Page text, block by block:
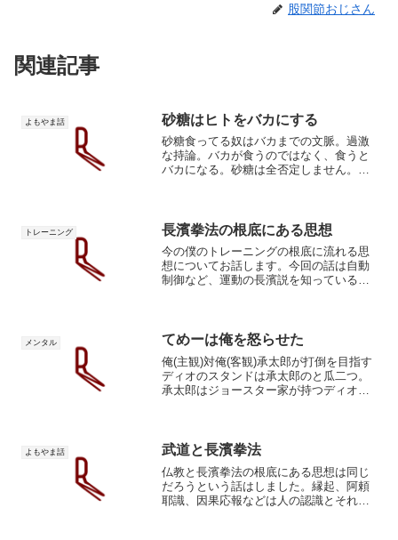
股関節おじさん
関連記事
よもやま話 砂糖はヒトをバカにする
砂糖食ってる奴はバカまでの文脈。過激
な持論。バカが食うのではなく、食うと
バカになる。砂糖は全否定しません。僕
戦い。その恐怖に突き動かさ...
トレーニング 長濱拳法の根底にある思想
今の僕のトレーニングの根底に流れる思
想についてお話します。今回の話は自動
制御など、運動の長濱説を知っている必
「こうなりたい」「こうある...
メンタル てめーは俺を怒らせた
俺(主観)対俺(客観)承太郎が打倒を目指す
ディオのスタンドは承太郎のと瓜二つ。
承太郎はジョースター家が持つディオと
ィオvsジョー...
よもやま話 武道と長濱拳法
仏教と長濱拳法の根底にある思想は同じ
だろうという話はしました。縁起、阿頼
耶識、因果応報などは人の認識とそれに